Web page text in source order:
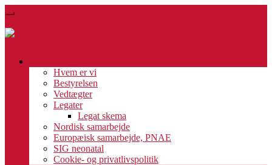
Skip
main
Toggle
navigation
Hvem er vi
Bestyrelsen
Vedtægter
Legater
Legat skema
Nordisk samarbejde
Europæisk samarbejde, PNAE
SIG neonatal
Cookie- og privatlivspolitik